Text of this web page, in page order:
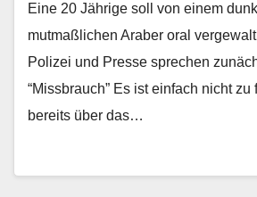
Eine 20 Jährige soll von einem
mutmaßlichen Araber oral
Polizei und Presse sprechen
“Missbrauch” Es ist einfach nicht zu
bereits über das…